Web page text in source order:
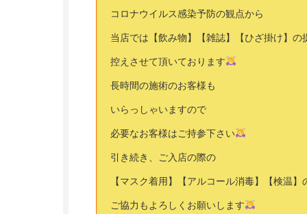
コロナウイルス感染予防の観点から
当店では【飲み物】【雑誌】【ひざ掛け】の
控えさせて頂いております
長時間の施術のお客様も
いらっしゃいますので
必要なお客様はご持参下さい
引き続き、ご入店の際の
【マスク着用】【アルコール消毒】【検温】
ご協力もよろしくお願いします